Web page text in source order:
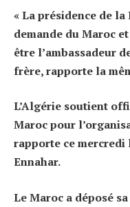
« La présidence de
demande du Maroc
être l’ambassadeur
frère, rapporte la
L’Algérie soutient
Maroc pour
rapporte ce
Ennahar.
Le Maroc a déposé